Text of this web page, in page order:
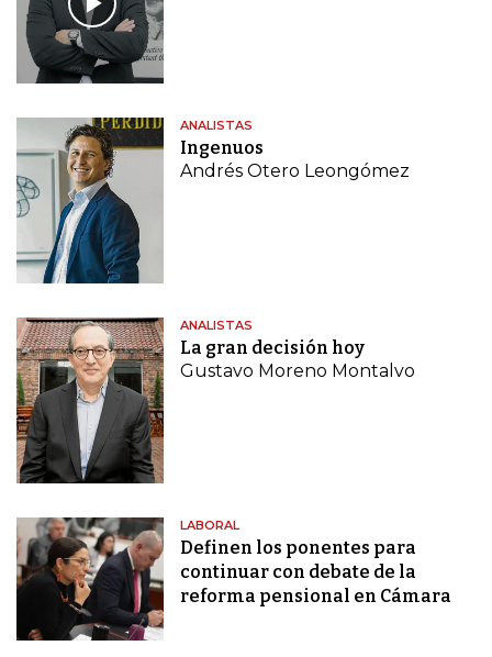
ANALISTAS
Ingenuos
Andrés Otero Leongómez
ANALISTAS
La gran decisión hoy
Gustavo Moreno Montalvo
LABORAL
Definen los ponentes para
continuar con debate de la
reforma pensional en Cámara